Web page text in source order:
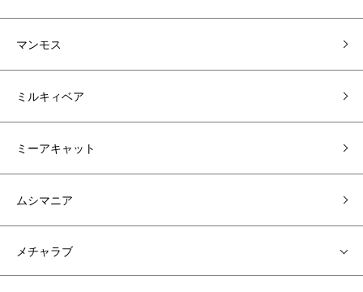
マンモス
ミルキィベア
ミーアキャット
ムシマニア
メチャラブ